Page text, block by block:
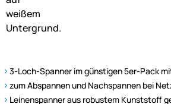
3-Loch-Spanner im günstigen 5er-Pack
zum Abspannen und Nachspannen bei
Leinenspanner aus robustem Kunststoff